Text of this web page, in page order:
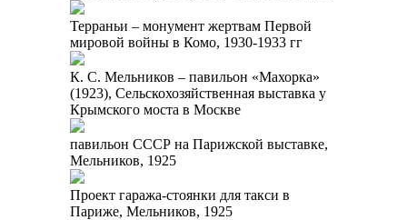
Терраньи – монумент жертвам Первой
мировой войны в Комо, 1930-1933 гг
К. С. Мельников – павильон «Махорка»
(1923), Сельскохозяйственная выставка у
Крымского моста в Москве
павильон СССР на Парижской выставке,
Мельников, 1925
Проект гаража-стоянки для такси в
Париже, Мельников, 1925